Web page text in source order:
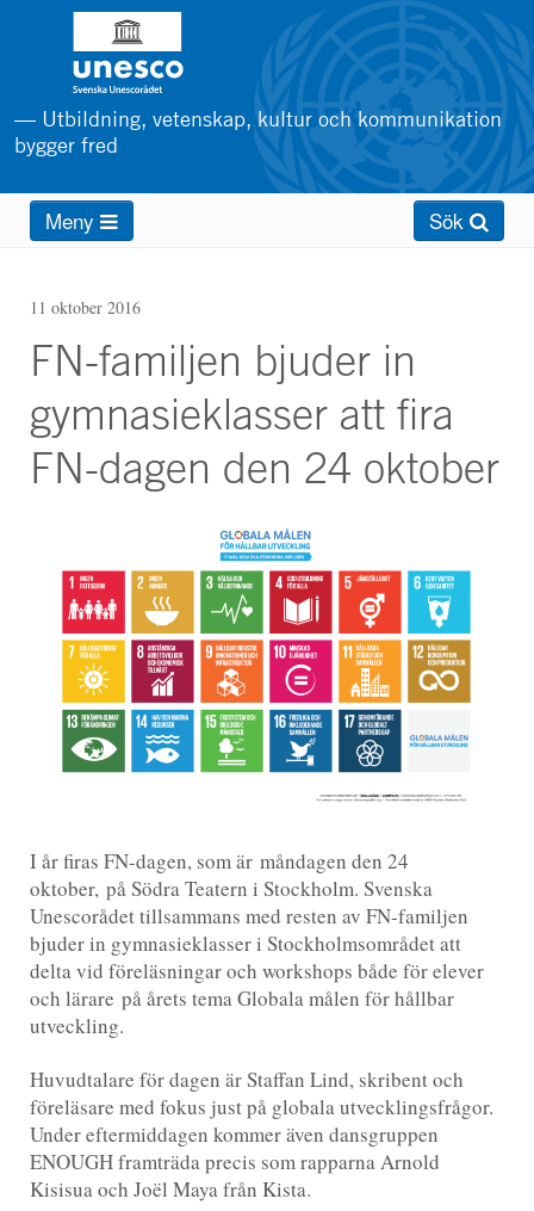
huvudinnehåll
— Utbildning, vetenskap, kultur och kommunikation
bygger fred
Main
menuMeny Sök
11 oktober 2016
FN-familjen bjuder in
gymnasieklasser att fira
FN-dagen den 24 oktober
I år firas FN-dagen, som är måndagen den 24
oktober, på Södra Teatern i Stockholm. Svenska
Unescorådet tillsammans med resten av FN-familjen
bjuder in gymnasieklasser i Stockholmsområdet att
delta vid föreläsningar och workshops både för elever
och lärare på årets tema Globala målen för hållbar
utveckling.
Huvudtalare för dagen är Staffan Lind, skribent och
föreläsare med fokus just på globala utvecklingsfrågor.
Under eftermiddagen kommer även dansgruppen
ENOUGH framträda precis som rapparna Arnold
Kisisua och Joël Maya från Kista.